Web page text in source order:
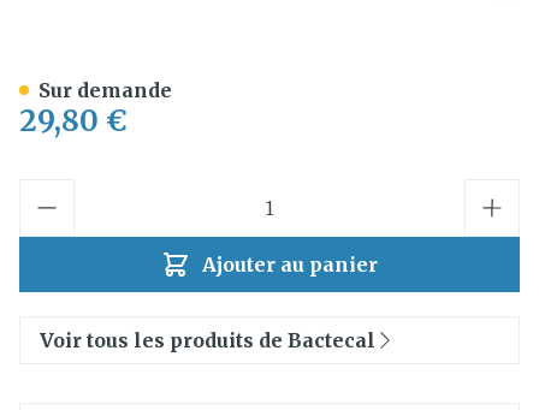
29,80 €
Ajouter au panier
Sur demande
Voir tous les produits de Bactecal